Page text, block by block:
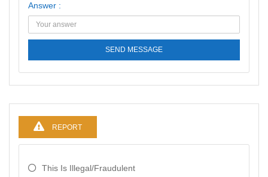
Answer :
SEND MESSAGE
REPORT
This Is Illegal/fraudulent